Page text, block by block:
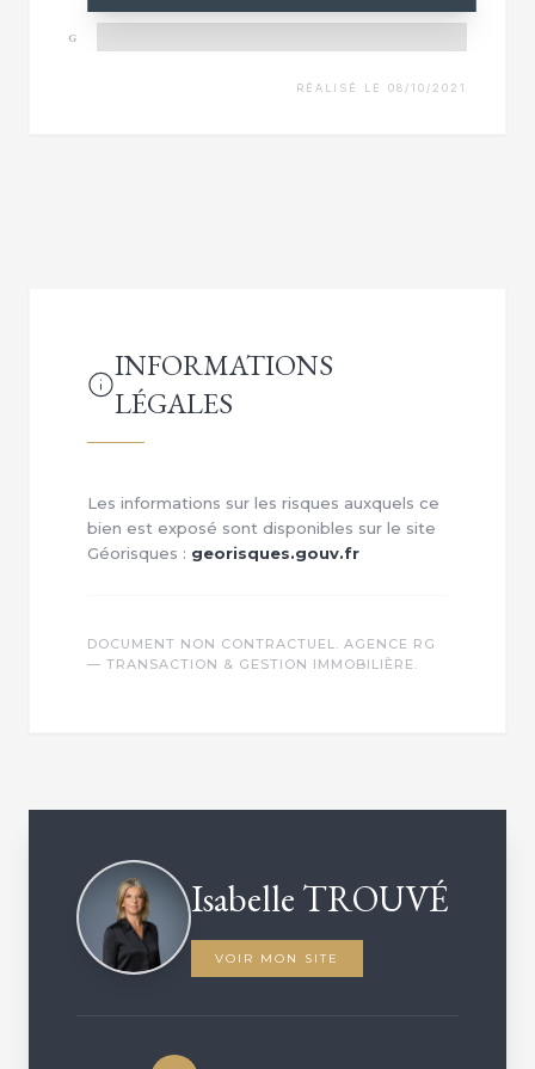
G
RÉALISÉ LE 08/10/2021
INFORMATIONS
LÉGALES
Les informations sur les risques auxquels ce
bien est exposé sont disponibles sur le site
Géorisques : georisques.gouv.fr
DOCUMENT NON CONTRACTUEL. AGENCE RG
— TRANSACTION & GESTION IMMOBILIÈRE.
Isabelle TROUVÉ
VOIR MON SITE